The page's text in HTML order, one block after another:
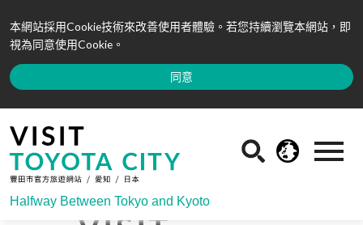
本網站採用Cookie技術來改善使用者體驗。若您持續瀏覽本網站，即
視為同意使用Cookie。
同意
Halfway Between Tokyo and Kyoto